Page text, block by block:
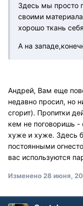
Здесь мы просто
своими
хорошо ткань
А на
Андрей, Вам еще
недавно просил, но
сгорит). Пропитки
кем не поговоришь -
хуже и хуже. Здесь
постоянными
вас используются
Изменено 28 июня,